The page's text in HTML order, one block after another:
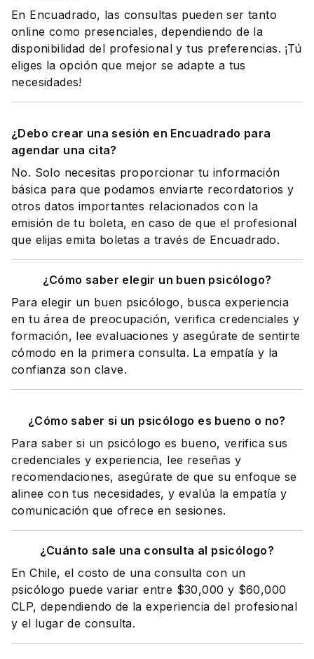
En Encuadrado, las consultas pueden ser tanto
online como presenciales, dependiendo de la
disponibilidad del profesional y tus preferencias. ¡Tú
eliges la opción que mejor se adapte a tus
necesidades!
¿Debo crear una sesión en Encuadrado para
agendar una cita?
No. Solo necesitas proporcionar tu información
básica para que podamos enviarte recordatorios y
otros datos importantes relacionados con la
emisión de tu boleta, en caso de que el profesional
que elijas emita boletas a través de Encuadrado.
¿Cómo saber elegir un buen psicólogo?
Para elegir un buen psicólogo, busca experiencia
en tu área de preocupación, verifica credenciales y
formación, lee evaluaciones y asegúrate de sentirte
cómodo en la primera consulta. La empatía y la
confianza son clave.
¿Cómo saber si un psicólogo es bueno o no?
Para saber si un psicólogo es bueno, verifica sus
credenciales y experiencia, lee reseñas y
recomendaciones, asegúrate de que su enfoque se
alinee con tus necesidades, y evalúa la empatía y
comunicación que ofrece en sesiones.
¿Cuánto sale una consulta al psicólogo?
En Chile, el costo de una consulta con un
psicólogo puede variar entre $30,000 y $60,000
CLP, dependiendo de la experiencia del profesional
y el lugar de consulta.